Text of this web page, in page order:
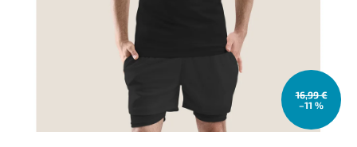
16,99 €
–11 %